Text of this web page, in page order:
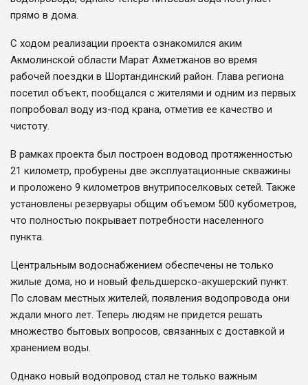
прямо в дома.
С ходом реализации проекта ознакомился аким
Акмолинской области Марат Ахметжанов во время
рабочей поездки в Шортандинский район. Глава региона
посетил объект, пообщался с жителями и одним из первых
попробовал воду из-под крана, отметив ее качество и
чистоту.
В рамках проекта был построен водовод протяженностью
21 километр, пробурены две эксплуатационные скважины
и проложено 9 километров внутрипоселковых сетей. Также
установлены резервуары общим объемом 500 кубометров,
что полностью покрывает потребности населенного
пункта.
Центральным водоснабжением обеспечены не только
жилые дома, но и новый фельдшерско-акушерский пункт.
По словам местных жителей, появления водопровода они
ждали много лет. Теперь людям не придется решать
множество бытовых вопросов, связанных с доставкой и
хранением воды.
Однако новый водопровод стал не только важным